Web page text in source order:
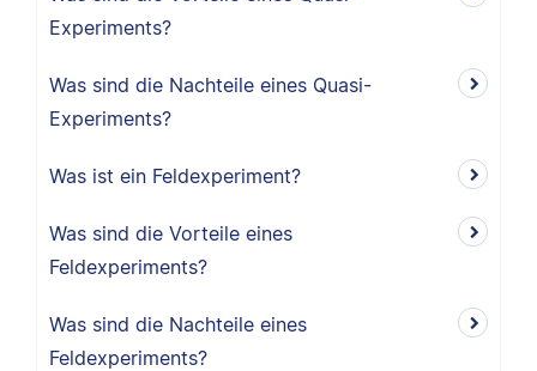
Experiments?
Was sind die Nachteile eines Quasi-
Experiments?
Was ist ein Feldexperiment?
Was sind die Vorteile eines
Feldexperiments?
Was sind die Nachteile eines
Feldexperiments?